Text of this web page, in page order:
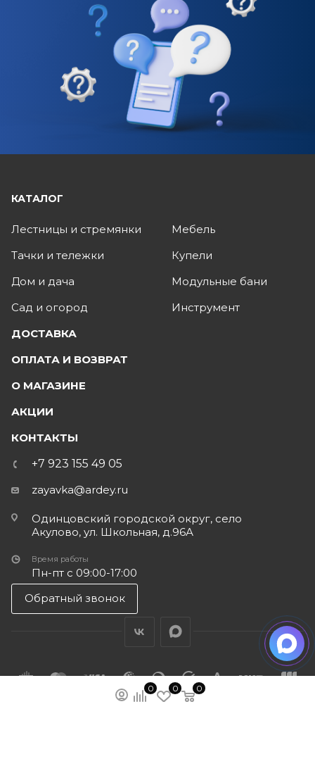
0 0 0
КАТАЛОГ
Лестницы и стремянки
Тачки и тележки
Дом и дача
Сад и огород
Мебель
Купели
Модульные бани
Инструмент
ДОСТАВКА
ОПЛАТА И ВОЗВРАТ
О МАГАЗИНЕ
АКЦИИ
КОНТАКТЫ
+7 923 155 49 05
zayavka@ardey.ru
Одинцовский городской округ, село
Акулово, ул. Школьная, д.96А
Время работы
Пн-пт с 09:00-17:00
Обратный звонок